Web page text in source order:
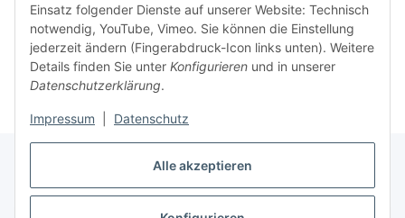
Alle akzeptieren
Einsatz folgender Dienste auf unserer Website: Technisch
notwendig, YouTube, Vimeo. Sie können die Einstellung
jederzeit ändern (Fingerabdruck-Icon links unten). Weitere
Details finden Sie unter Konfigurieren und in unserer
Datenschutzerklärung.
Impressum Datenschutz